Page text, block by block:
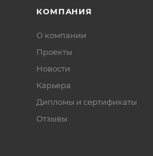
КОМПАНИЯ
О компании
Проекты
Новости
Карьера
Дипломы и сертификаты
Отзывы